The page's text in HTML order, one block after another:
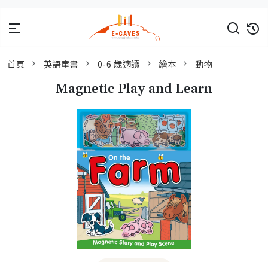
首頁 英語童書 0-6 歲適讀 繪本 動物
Magnetic Play and Learn